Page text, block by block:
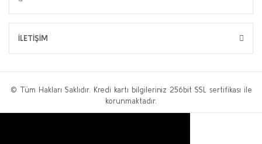
İLETİŞİM
© Tüm Hakları Saklıdır. Kredi kartı bilgileriniz 256bit SSL sertifikası ile
korunmaktadır.